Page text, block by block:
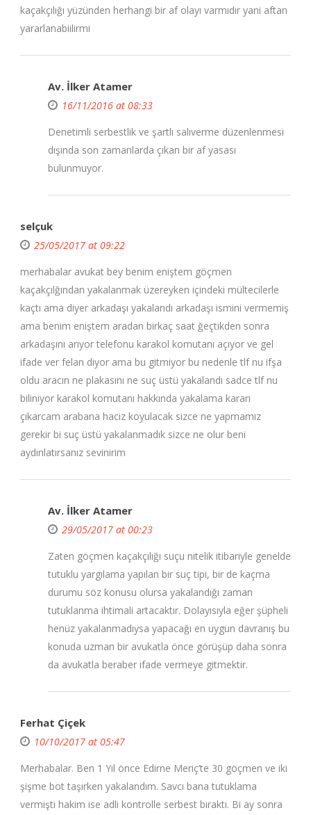
kaçakçılığı yüzünden herhangi bir af olayı varmıdır yani aftan
yararlanabiilirmi
Av. İlker Atamer
16/11/2016 at 08:33
Denetimli serbestlik ve şartlı salıverme düzenlenmesi
dışında son zamanlarda çıkan bir af yasası
bulunmuyor.
selçuk
25/05/2017 at 09:22
merhabalar avukat bey benim eniştem göçmen
kaçakçılğından yakalanmak üzereyken içindeki mültecilerle
kaçtı ama diyer arkadaşı yakalandı arkadaşı ismini vermemiş
ama benim eniştem aradan birkaç saat ğeçtikden sonra
arkadaşını arıyor telefonu karakol komutanı açıyor ve gel
ifade ver felan diyor ama bu gitmiyor bu nedenle tlf nu ifşa
oldu aracın ne plakasını ne suç üstü yakalandı sadce tlf nu
biliniyor karakol komutanı hakkında yakalama kararı
çıkarcam arabana haciz koyulacak sizce ne yapmamız
gerekir bi suç üstü yakalanmadık sizce ne olur beni
aydınlatırsanız sevinirim
Av. İlker Atamer
29/05/2017 at 00:23
Zaten göçmen kaçakçılığı suçu nitelik itibariyle genelde
tutuklu yargılama yapılan bir suç tipi, bir de kaçma
durumu söz konusu olursa yakalandığı zaman
tutuklanma ihtimali artacaktır. Dolayısıyla eğer şüpheli
henüz yakalanmadıysa yapacağı en uygun davranış bu
konuda uzman bir avukatla önce görüşüp daha sonra
da avukatla beraber ifade vermeye gitmektir.
Ferhat Çiçek
10/10/2017 at 05:47
Merhabalar. Ben 1 Yıl önce Edirne Meriç’te 30 göçmen ve iki
şişme bot taşırken yakalandım. Savcı bana tutuklama
vermişti hakim ise adli kontrolle serbest bıraktı. Bi ay sonra